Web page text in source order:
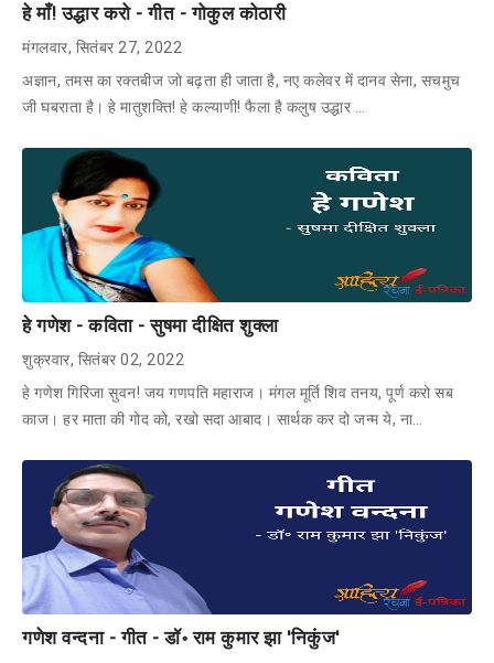
हे माँ! उद्धार करो - गीत - गोकुल कोठारी
मंगलवार, सितंबर 27, 2022
अज्ञान, तमस का रक्तबीज जो बढ़ता ही जाता है, नए कलेवर में दानव सेना, सचमुच
जी घबराता है। हे मातुशक्ति! हे कल्याणी! फैला है कलुष उद्धार …
हे गणेश - कविता - सुषमा दीक्षित शुक्ला
शुक्रवार, सितंबर 02, 2022
हे गणेश गिरिजा सुवन! जय गणपति महाराज। मंगल मूर्ति शिव तनय, पूर्ण करो सब
काज। हर माता की गोद को, रखो सदा आबाद। सार्थक कर दो जन्म ये, ना…
गणेश वन्दना - गीत - डॉ॰ राम कुमार झा 'निकुंज'